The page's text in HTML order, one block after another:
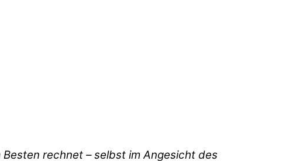
rechnet – selbst im Angesicht des